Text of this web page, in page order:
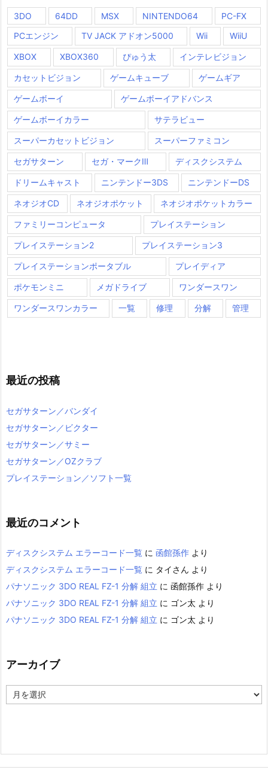
3DO 64DD MSX NINTENDO64
PC-FX
PCエンジン
TV JACK アドオン5000 Wii WiiU
XBOX XBOX360 ぴゅう太 インテレビジョン
カセットビジョン ゲームキューブ ゲームギア
ゲームボーイ ゲームボーイアドバンス
ゲームボーイカラー サテラビュー
スーパーカセットビジョン スーパーファミコン
セガサターン セガ・マークⅢ ディスクシステム
ドリームキャスト ニンテンドー3DS ニンテンドーDS
ネオジオCD ネオジオポケット ネオジオポケットカラー
ファミリーコンピュータ プレイステーション
プレイステーション2 プレイステーション3
プレイステーションポータブル プレイディア
ポケモンミニ メガドライブ ワンダースワン
ワンダースワンカラー 一覧 修理 分解 管理
最近の投稿
セガサターン／バンダイ
セガサターン／ビクター
セガサターン／サミー
セガサターン／OZクラブ
プレイステーション／ソフト一覧
最近のコメント
ディスクシステム エラーコード一覧 に 函館孫作 より
ディスクシステム エラーコード一覧 に タイさん より
パナソニック 3DO REAL FZ-1 分解 組立 に 函館孫作 より
パナソニック 3DO REAL FZ-1 分解 組立 に ゴン太 より
パナソニック 3DO REAL FZ-1 分解 組立 に ゴン太 より
アーカイブ
ー